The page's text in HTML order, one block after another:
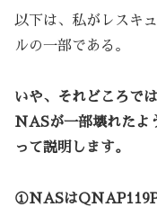
以下は、私がレスキ
ルの一部である。
いや、それどころで
NASが一部壊れたよ
って説明します。
①NASは